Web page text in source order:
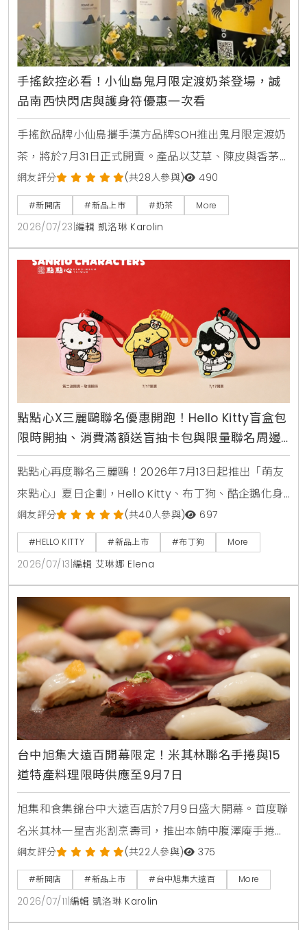
手搖飲控必看！小仙島鬼月限定渡奶茶登場，誠
品南西快閃店與護身符優惠一次看
手搖飲品牌小仙島攜手漢方品牌SOH推出鬼月限定渡奶
茶，將於7月31日正式開賣。產品以艾草、陳皮與香茅
等草本食材入茶，帶給讀者清爽去悶的全新風味。同步
登場的還有誠品生活台北南西店快閃店，以及與
Allumer Dessert合作的中秋甜點禮盒，提供豐富的生
活體驗與門市優惠。
網友評分 (共28人參與) 490
#新開店 #新品上市 #奶茶 More
2026/07/23 編輯 凱洛琳 Karolin
點點心X三麗鷗聯名優惠開跑！Hello Kitty盲盒包
限時開抽、消費滿額送盲抽卡包與限量聯名周邊
攻略
點點心再度聯名三麗鷗！2026年7月13日起推出「萌友
來點心」夏日企劃，Hello Kitty、布丁狗、酷企鵝化身
店長與主廚進駐全台點點心，推出首創美食盲盒豬仔
包、蘋果派西多士等11款限定港點，還有全台8間加碼打
卡門市與MagSafe磁吸手機支架、電繡皮革卡套等限
量周邊等你搶購。
網友評分 (共40人參與) 697
#HELLO KITTY #新品上市 #布丁狗 More
2026/07/13 編輯 艾琳娜 Elena
台中旭集大遠百開幕限定！米其林聯名手捲與15
道特產料理限時供應至9月7日
旭集和食集錦台中大遠百店於7月9日盛大開幕。首度聯
名米其林一星吉兆割烹壽司，推出本鮪中腹澤庵手捲與
蟹肉海膽空氣春捲。同步引進日本蜜柑鰤魚與NISSEI霜
淇淋聖代，更將台中在地的麻薏、大甲芋頭、東泉辣椒
醬融入和食料理中，打造15道只供應到9月7日的台中限
定旬味。
網友評分 (共22人參與) 375
#新開店 #新品上市 #台中旭集大遠百 More
2026/07/11 編輯 凱洛琳 Karolin